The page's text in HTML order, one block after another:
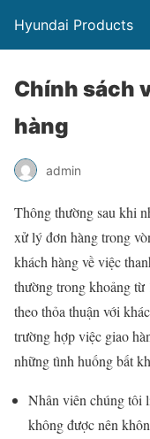
Hyundai Products
Chính sách
hàng
admin
Thông thường sau khi
xử lý đơn hàng trong
khách hàng về việc
thường trong khoảng từ
theo thỏa thuận với
trường hợp việc giao
những tình huống bất
Nhân viên chúng tôi
không được nên